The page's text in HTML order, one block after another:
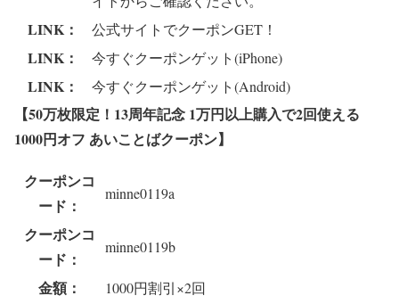
LINK： 公式サイトでクーポンGET！
LINK： 今すぐクーポンゲット(iPhone)
LINK： 今すぐクーポンゲット(Android)
【50万枚限定！13周年記念 1万円以上購入で2回使える
1000円オフ あいことばクーポン】
クーポンコ
ード：
minne0119a
クーポンコ
ード：
minne0119b
金額： 1000円割引×2回